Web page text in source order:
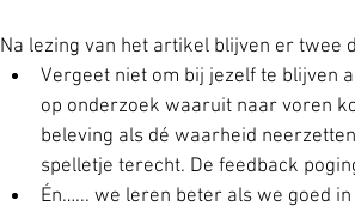
Na lezing van het artikel blijven er twee
Vergeet niet om bij jezelf te blijven
op onderzoek waaruit naar voren
beleving als dé waarheid
spelletje terecht. De feedback
Én…... we leren beter als we goed